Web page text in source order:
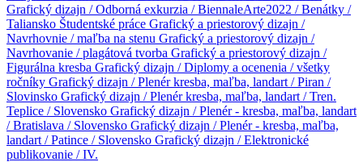
Grafický dizajn / Odborná exkurzia / BiennaleArte2022 / Benátky /
Taliansko Študentské práce Grafický a priestorový dizajn /
Navrhovnie / maľba na stenu Grafický a priestorový dizajn /
Navrhovanie / plagátová tvorba Grafický a priestorový dizajn /
Figurálna kresba Grafický dizajn / Diplomy a ocenenia / všetky
ročníky Grafický dizajn / Plenér kresba, maľba, landart / Piran /
Slovinsko Grafický dizajn / Plenér kresba, maľba, landart / Tren.
Teplice / Slovensko Grafický dizajn / Plenér - kresba, maľba, landart
/ Bratislava / Slovensko Grafický dizajn / Plenér - kresba, maľba,
landart / Patince / Slovensko Grafický dizajn / Elektronické
publikovanie / IV.